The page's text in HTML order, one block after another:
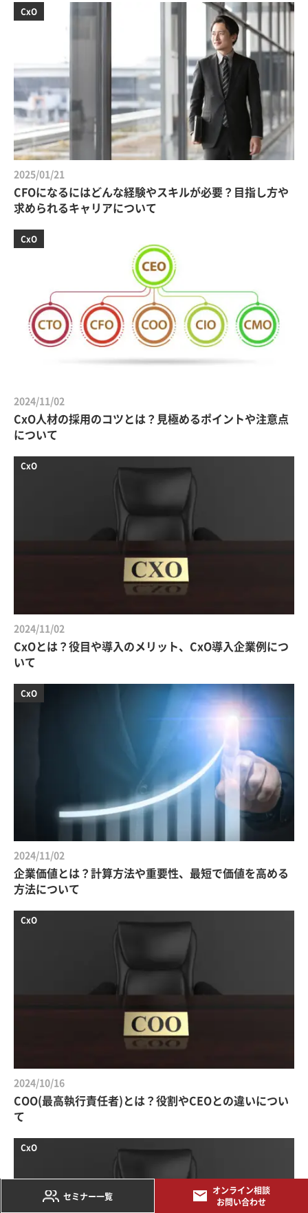
CxO
2025/01/21
CFOになるにはどんな経験やスキルが必要？目指し方や
求められるキャリアについて
CxO
2024/11/02
CxO人材の採用のコツとは？見極めるポイントや注意点
について
CxO
2024/11/02
CxOとは？役目や導入のメリット、CxO導入企業例につ
いて
CxO
2024/11/02
企業価値とは？計算方法や重要性、最短で価値を高める
方法について
CxO
2024/10/16
COO(最高執行責任者)とは？役割やCEOとの違いについ
て
CxO
セミナー一覧
オンライン相談
お問い合わせ